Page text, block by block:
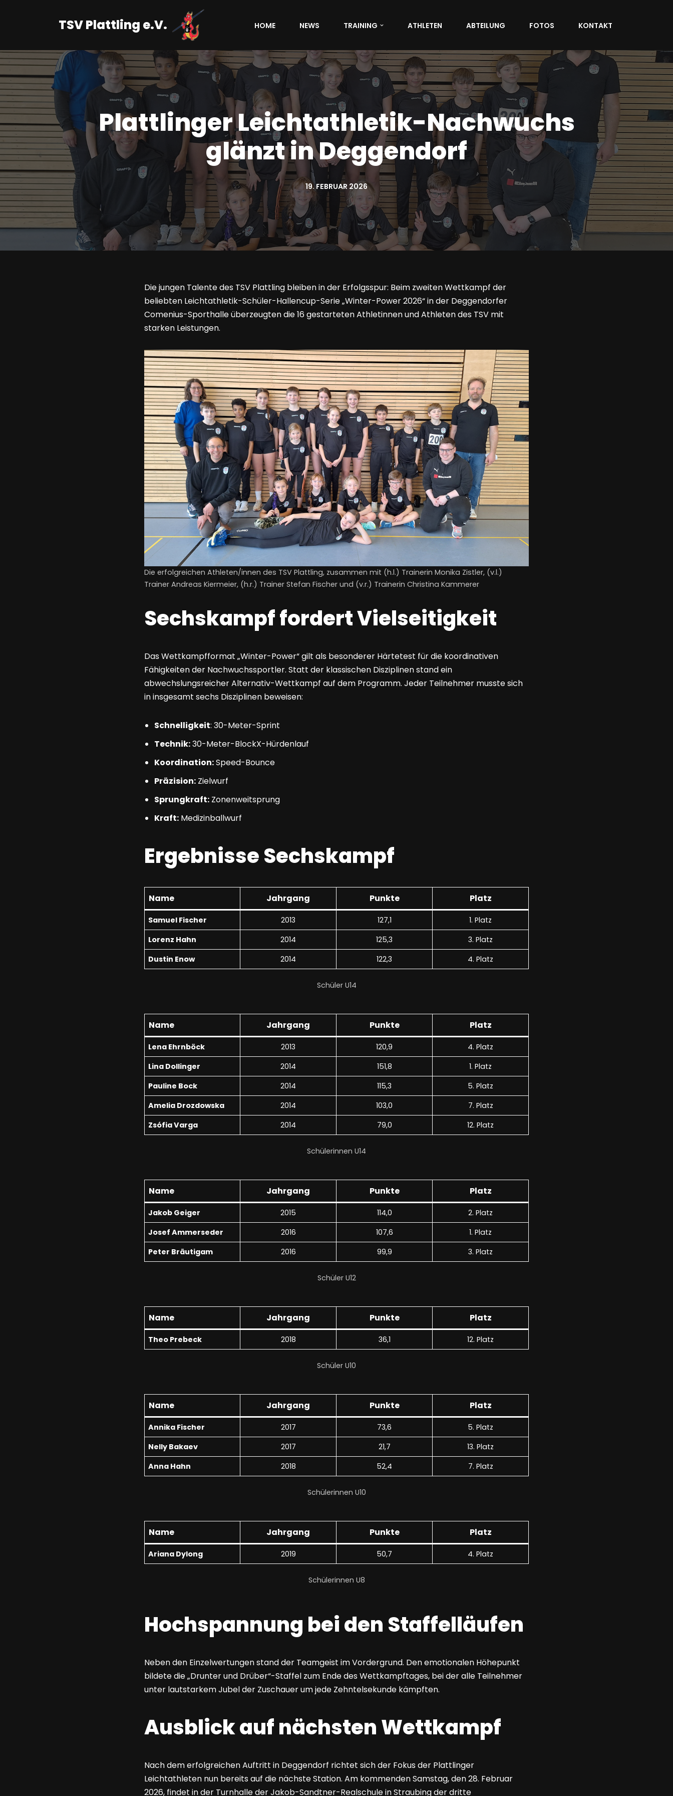
springen
TSV Plattling e.V. HOME NEWS TRAINING ATHLETEN ABTEILUNG FOTOS KONTAKT
Plattlinger Leichtathletik-Nachwuchs
glänzt in Deggendorf
19. FEBRUAR 2026
Die jungen Talente des TSV Plattling bleiben in der Erfolgsspur: Beim zweiten Wettkampf der
beliebten Leichtathletik-Schüler-Hallencup-Serie „Winter-Power 2026“ in der Deggendorfer
Comenius-Sporthalle überzeugten die 16 gestarteten Athletinnen und Athleten des TSV mit
starken Leistungen.
Die erfolgreichen Athleten/innen des TSV Plattling, zusammen mit (h.l.) Trainerin Monika Zistler, (v.l.)
Trainer Andreas Kiermeier, (h.r.) Trainer Stefan Fischer und (v.r.) Trainerin Christina Kammerer
Sechskampf fordert Vielseitigkeit
Das Wettkampfformat „Winter-Power“ gilt als besonderer Härtetest für die koordinativen
Fähigkeiten der Nachwuchssportler. Statt der klassischen Disziplinen stand ein
abwechslungsreicher Alternativ-Wettkampf auf dem Programm. Jeder Teilnehmer musste sich
in insgesamt sechs Disziplinen beweisen:
Schnelligkeit: 30-Meter-Sprint
Technik:30-Meter-BlockX-Hürdenlauf
Koordination:Speed-Bounce
Präzision: Zielwurf
Sprungkraft: Zonenweitsprung
Kraft: Medizinballwurf
Ergebnisse Sechskampf
Name Jahrgang Punkte Platz
Samuel Fischer 2013 127,1
1. Platz
Lorenz Hahn
2014 125,3
3. Platz
Dustin Enow
2014 122,3 4. Platz
Schüler U14
Name Jahrgang Punkte Platz
Lena Ehrnböck 2013 120,9
4. Platz
Lina Dollinger
2014 151,8
1. Platz
Pauline Bock
2014 115,3
5. Platz
Amelia Drozdowska
2014 103,0
7. Platz
Zsófia Varga
2014 79,0 12. Platz
Schülerinnen U14
Name Jahrgang Punkte Platz
Jakob Geiger 2015 114,0
2. Platz
Josef Ammerseder
2016 107,6
1. Platz
Peter Bräutigam
2016 99,9 3. Platz
Schüler U12
Name Jahrgang Punkte Platz
Theo Prebeck 2018 36,1 12. Platz
Schüler U10
Name Jahrgang Punkte Platz
Annika Fischer 2017 73,6
5. Platz
Nelly Bakaev
2017 21,7
13. Platz
Anna Hahn
2018 52,4 7. Platz
Schülerinnen U10
Name Jahrgang Punkte Platz
Ariana Dylong 2019 50,7 4. Platz
Schülerinnen U8
Hochspannung bei den Staffelläufen
Neben den Einzelwertungen stand der Teamgeist im Vordergrund. Den emotionalen Höhepunkt
bildete die „Drunter und Drüber“-Staffel zum Ende des Wettkampftages, bei der alle Teilnehmer
unter lautstarkem Jubel der Zuschauer um jede Zehntelsekunde kämpften.
Ausblick auf nächsten Wettkampf
Nach dem erfolgreichen Auftritt in Deggendorf richtet sich der Fokus der Plattlinger
Leichtathleten nun bereits auf die nächste Station. Am kommenden Samstag, den 28. Februar
2026, findet in der Turnhalle der Jakob-Sandtner-Realschule in Straubing der dritte